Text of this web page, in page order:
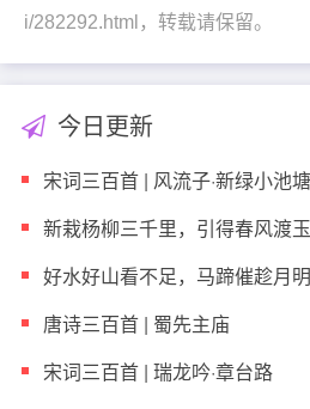
i/282292.html，转载请保留。
今日更新
宋词三百首 | 风流子·新绿小池塘
唐诗三百首 | 蜀先主庙
宋词三百首 | 瑞龙吟·章台路